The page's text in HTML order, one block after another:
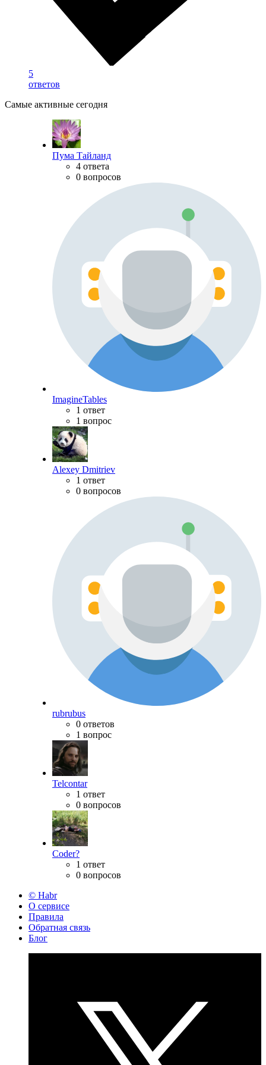
5
ответов
Самые активные сегодня
Пума Тайланд
4 ответа
0 вопросов
ImagineTables
1 ответ
1 вопрос
Alexey Dmitriev
1 ответ
0 вопросов
rubrubus
0 ответов
1 вопрос
Telcontar
1 ответ
0 вопросов
Coder?
1 ответ
0 вопросов
© Habr
О сервисе
Правила
Обратная связь
Блог